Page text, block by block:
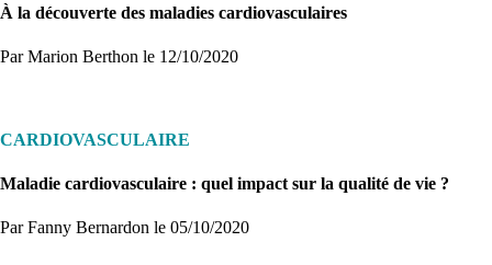
À la découverte des maladies cardiovasculaires
Par Marion Berthon le 12/10/2020
CARDIOVASCULAIRE
Maladie cardiovasculaire : quel impact sur la qualité de vie ?
Par Fanny Bernardon le 05/10/2020